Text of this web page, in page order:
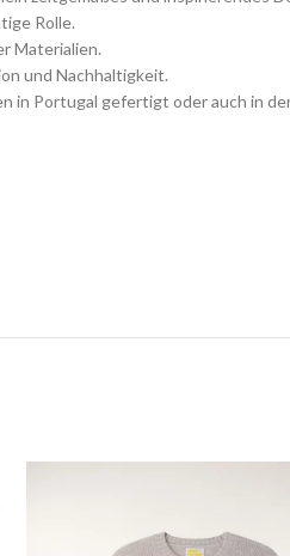
Rolle.
Materialien.
und Nachhaltigkeit.
in Portugal gefertigt oder auch in